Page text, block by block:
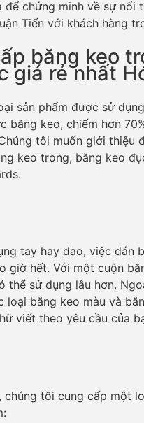
để chứng minh về sự nổi
Tiến với khách hàng
băng keo
giá rẻ nhất
sản phẩm được sử
băng keo, chiếm hơn
tôi muốn giới thiệu
keo trong, băng keo
tay hay dao, việc dán
giờ hết. Với một cuộn
thể sử dụng lâu hơn.
loại băng keo màu và
viết theo yêu cầu của
chúng tôi cung cấp một